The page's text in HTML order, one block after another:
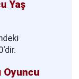
Yaş
Oyuncu